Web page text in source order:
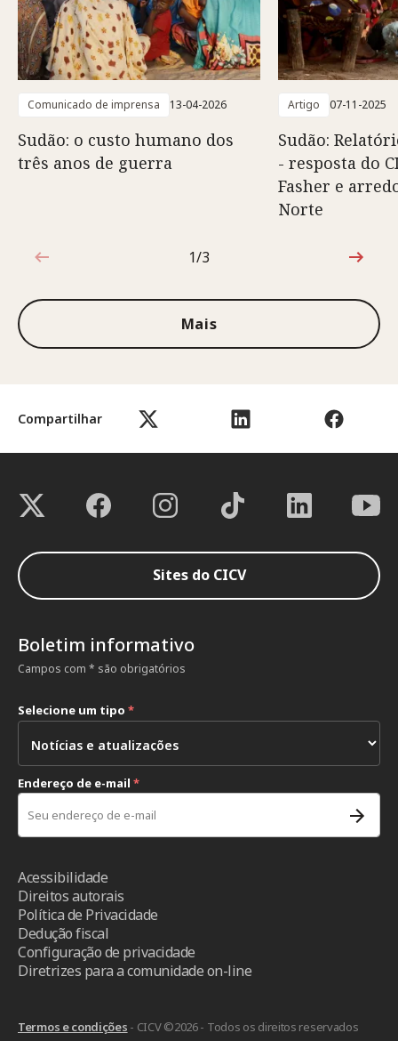
Compartilhar
Comunicado de imprensa 13-04-2026
Sudão: o custo humano dos
três anos de guerra
Artigo 07-11-2025
Sudão:
- resposta do
Fasher e
Norte
1 de 3
1/3
Mais
Sites do CICV
Boletim informativo
Campos com * são obrigatórios
Selecione um tipo *
Endereço de e-mail *
Acessibilidade
Direitos autorais
Política de Privacidade
Dedução fiscal
Configuração de privacidade
Diretrizes para a comunidade on-line
Termos e condições - CICV ©2026 - Todos os direitos reservados